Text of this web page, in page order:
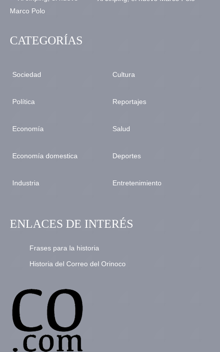
CATEGORÍAS
Sociedad
Política
Economía
Economía domestica
Industria
Cultura
Reportajes
Salud
Deportes
Entretenimiento
ENLACES DE INTERÉS
Frases para la historia
Historia del Correo del Orinoco